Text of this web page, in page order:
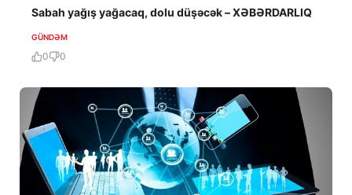
Sabah yağış yağacaq, dolu düşəcək – XƏBƏRDARLIQ
GÜNDƏM
0 0